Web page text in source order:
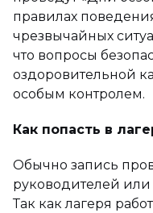
правилах
чрезвычайных
что вопросы
оздоровительной
особым контролем.
Как попасть в
Обычно запись
руководителей
Так как лагеря